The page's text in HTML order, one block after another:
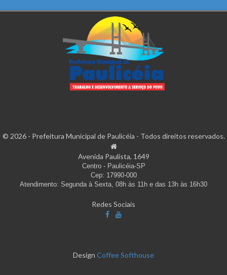
© 2026 - Prefeitura Municipal de Paulicéia - Todos direitos reservados.
Avenida Paulista, 1649
Centro - Paulicéia-SP
Cep: 17990-000
Atendimento: Segunda à Sexta, 08h às 11h e das 13h às 16h30
Redes Sociais
Design Coffee Softhouse